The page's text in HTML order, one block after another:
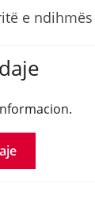
e ndihmës